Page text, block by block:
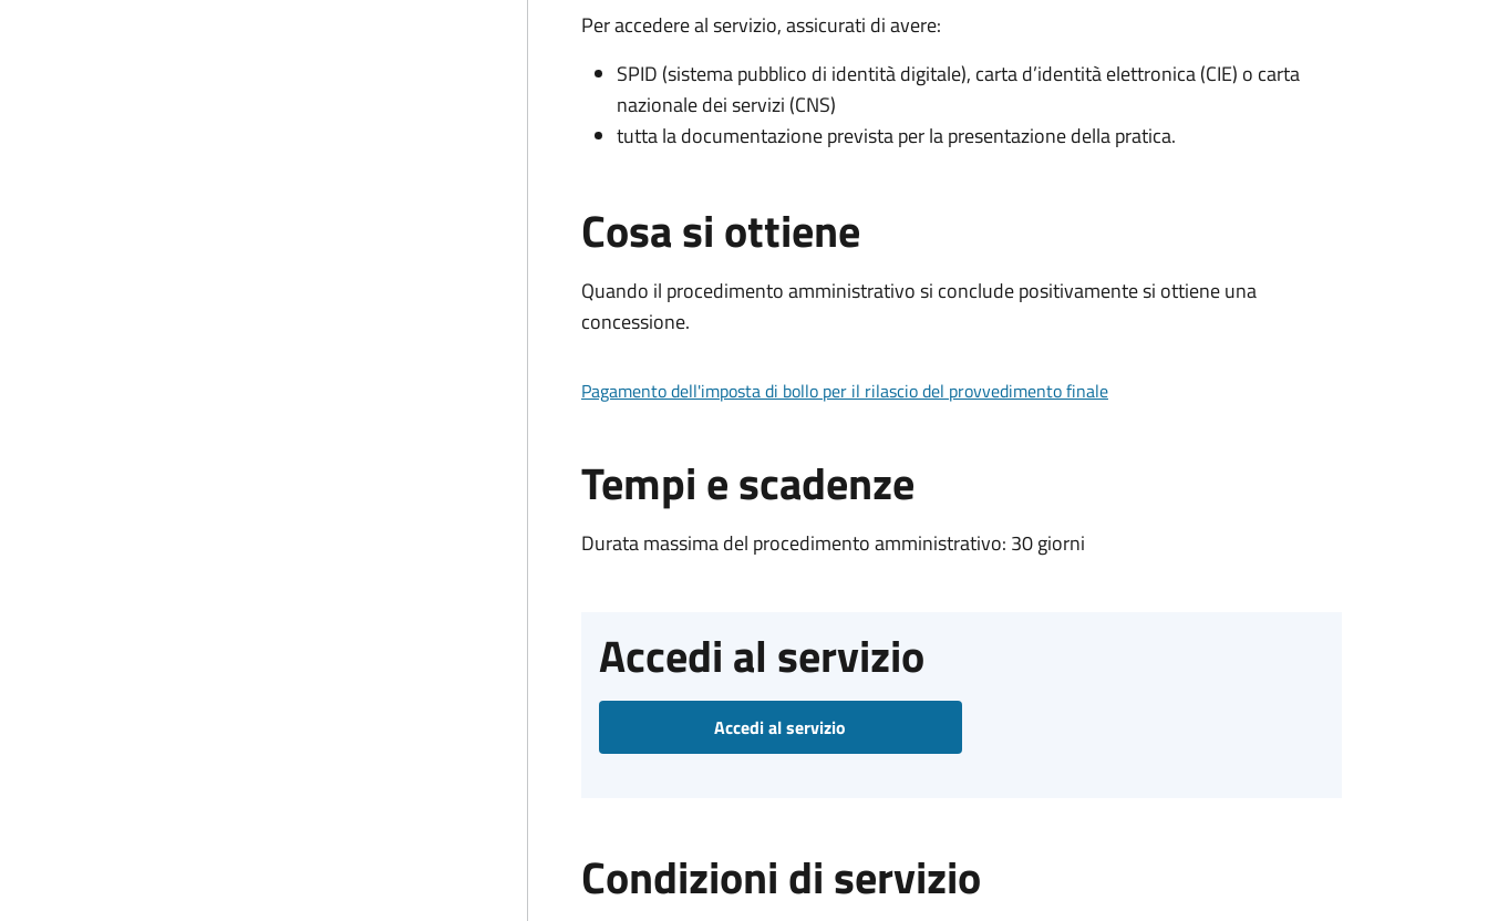
Per accedere al servizio, assicurati di avere:
SPID (sistema pubblico di identità digitale), carta d’identità elettronica (CIE) o carta
nazionale dei servizi (CNS)
tutta la documentazione prevista per la presentazione della pratica.
Cosa si ottiene
Quando il procedimento amministrativo si conclude positivamente si ottiene una
concessione.
Pagamento dell'imposta di bollo per il rilascio del provvedimento finale
Tempi e scadenze
Durata massima del procedimento amministrativo: 30 giorni
Accedi al servizio
Accedi al servizio
Condizioni di servizio